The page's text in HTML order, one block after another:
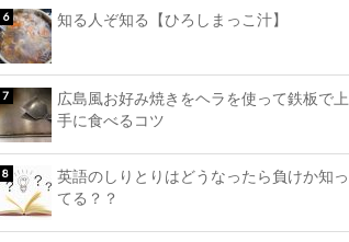
知る人ぞ知る【ひろしまっこ汁】
広島風お好み焼きをヘラを使って鉄板で上
手に食べるコツ
英語のしりとりはどうなったら負けか知っ
てる？？